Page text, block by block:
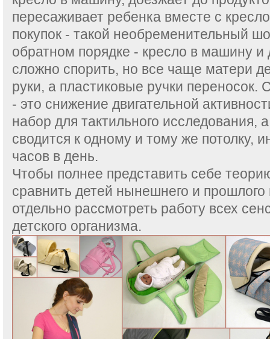
пересаживает ребенка вместе с
покупок - такой необременительный
обратном порядке - кресло в машину и
сложно спорить, но все чаще матери
руки, а пластиковые ручки
- это снижение двигательной
набор для тактильного исследования,
сводится к одному и тому же потолку,
часов в день.
Чтобы полнее представить себе
сравнить детей нынешнего и прошлого
отдельно рассмотреть работу всех
детского организма.